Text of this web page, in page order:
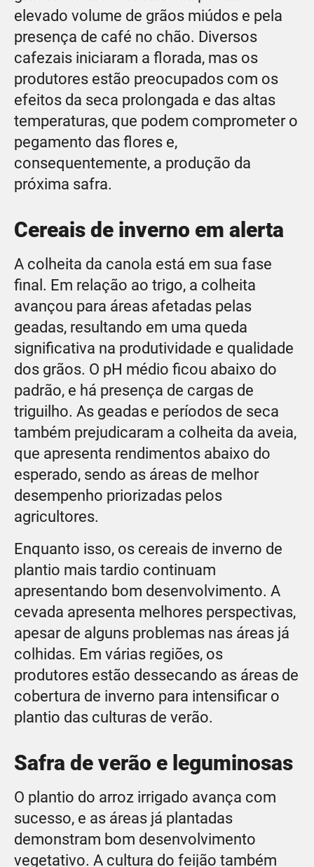
elevado volume de grãos miúdos e pela
presença de café no chão. Diversos
cafezais iniciaram a florada, mas os
produtores estão preocupados com os
efeitos da seca prolongada e das altas
temperaturas, que podem comprometer o
pegamento das flores e,
consequentemente, a produção da
próxima safra.
Cereais de inverno em alerta
A colheita da canola está em sua fase
final. Em relação ao trigo, a colheita
avançou para áreas afetadas pelas
geadas, resultando em uma queda
significativa na produtividade e qualidade
dos grãos. O pH médio ficou abaixo do
padrão, e há presença de cargas de
triguilho. As geadas e períodos de seca
também prejudicaram a colheita da aveia,
que apresenta rendimentos abaixo do
esperado, sendo as áreas de melhor
desempenho priorizadas pelos
agricultores.
Enquanto isso, os cereais de inverno de
plantio mais tardio continuam
apresentando bom desenvolvimento. A
cevada apresenta melhores perspectivas,
apesar de alguns problemas nas áreas já
colhidas. Em várias regiões, os
produtores estão dessecando as áreas de
cobertura de inverno para intensificar o
plantio das culturas de verão.
Safra de verão e leguminosas
O plantio do arroz irrigado avança com
sucesso, e as áreas já plantadas
demonstram bom desenvolvimento
vegetativo. A cultura do feijão também